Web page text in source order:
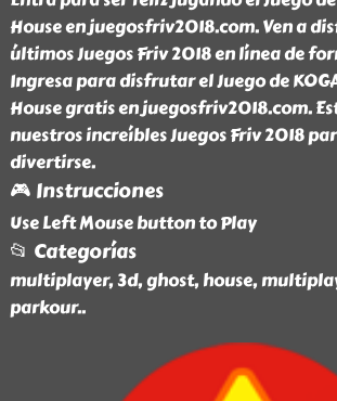
House en juegosfriv2018.com. Ven a
últimos Juegos Friv 2018 en línea de
Ingresa para disfrutar el Juego de
House gratis en juegosfriv2018.com.
nuestros increíbles Juegos Friv 2018
divertirse.
🎮 Instrucciones
Use Left Mouse button to Play
📂 Categorías
multiplayer, 3d, ghost, house,
parkour..